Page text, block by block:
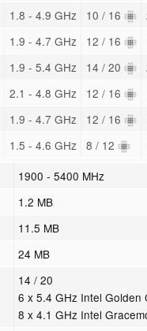
1.8 - 4.9 GHz 10 / 16
1.9 - 4.7 GHz 12 / 16
1.9 - 5.4 GHz 14 / 20
2.1 - 4.8 GHz 12 / 16
1.9 - 4.7 GHz 12 / 16
1.5 - 4.6 GHz 8 / 12
1900 - 5400 MHz
1.2 MB
11.5 MB
24 MB
14 / 20
6 x 5.4 GHz Intel Golden
8 x 4.1 GHz Intel